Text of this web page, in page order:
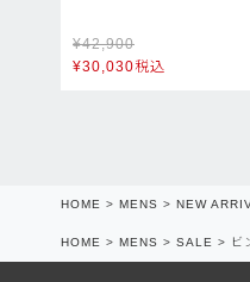
¥42,900
¥30,030税込
HOME MENS NEW
HOME MENS SALE ビ